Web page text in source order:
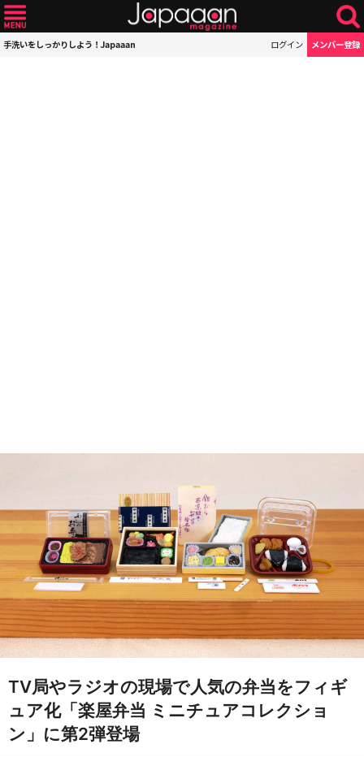
手洗いをしっかりしよう！Japaaan ログイン メンバー登録
TV局やラジオの現場で人気の弁当をフィギ
ュア化「楽屋弁当 ミニチュアコレクショ
ン」に第2弾登場